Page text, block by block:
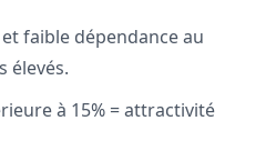
faible dépendance au
élevés.
à 15% = attractivité